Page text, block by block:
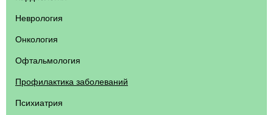
Неврология
Онкология
Офтальмология
Профилактика заболеваний
Психиатрия